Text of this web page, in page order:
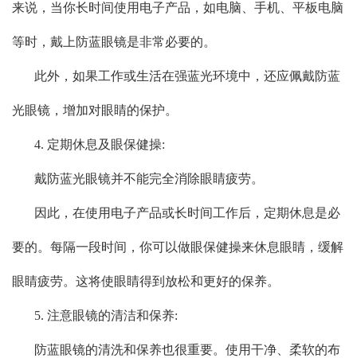
来说，当你长时间使用电子产品，如电脑、手机、平板电脑
等时，戴上防蓝眼镜是非常必要的。
此外，如果工作或生活在强蓝光环境中，还应佩戴防蓝
光眼镜，增加对眼睛的保护。
4. 定期休息及眼保健操:
戴防蓝光眼镜并不能完全消除眼睛疲劳。
因此，在使用电子产品或长时间工作后，定期休息是必
要的。每隔一段时间，你可以做眼保健操来休息眼睛，缓解
眼睛疲劳。这将使眼睛得到放松和更好的保养。
5. 注意眼镜的清洁和保养:
防蓝眼镜的清洗和保养也很重要。使用干净、柔软的布